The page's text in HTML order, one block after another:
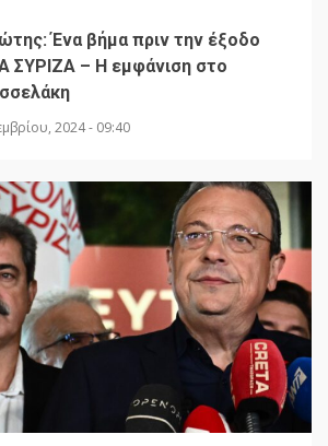
Ένα βήμα πριν την έξοδο
ΣΥΡΙΖΑ – Η εμφάνιση στο
2024 - 09:40